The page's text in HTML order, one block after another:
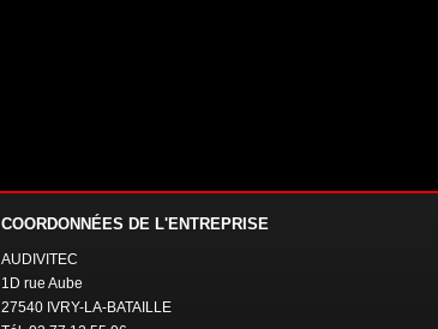
COORDONNÉES DE L'ENTREPRISE
AUDIVITEC
1D rue Aube
27540 IVRY-LA-BATAILLE